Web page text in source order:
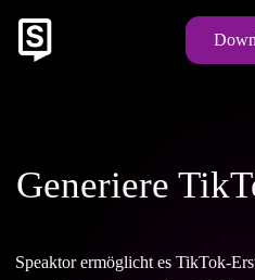
Generiere
Speaktor ermöglicht es TikTok-